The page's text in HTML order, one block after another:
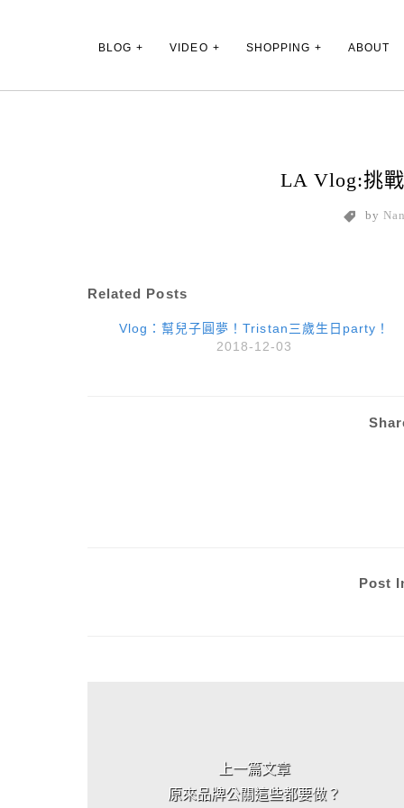
Main Menu
BLOG VIDEO SHOPPING ABOUT
LA Vlog:挑
by
Related Posts
Vlog：幫兒子圓夢！Tristan三歲生日party！
2018-12-03
Post
上一篇文章
原來品牌公關這些都要做？